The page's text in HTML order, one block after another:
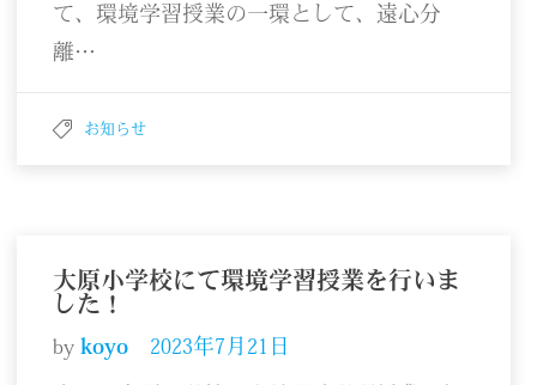
て、環境学習授業の一環として、遠心分
離…
お知らせ
大原小学校にて環境学習授業を行いま
した！
by koyo 2023年7月21日